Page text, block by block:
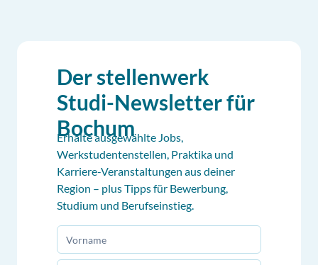
Der stellenwerk
Studi-Newsletter für
Bochum
Erhalte ausgewählte Jobs,
Werkstudentenstellen, Praktika und
Karriere-Veranstaltungen aus deiner
Region – plus Tipps für Bewerbung,
Studium und Berufseinstieg.